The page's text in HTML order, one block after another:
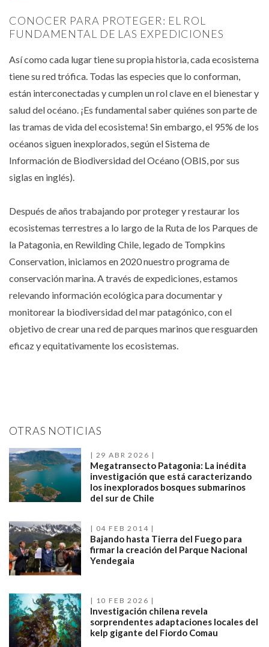
CONOCER PARA PROTEGER: EL ROL
FUNDAMENTAL DE LAS EXPEDICIONES
Así como cada lugar tiene su propia historia, cada ecosistema
tiene su red trófica. Todas las especies que lo conforman,
están interconectadas y cumplen un rol clave en el bienestar y
salud del océano. ¡Es fundamental saber quiénes son parte de
las tramas de vida del ecosistema! Sin embargo, el 95% de los
océanos siguen inexplorados, según el Sistema de
Información de Biodiversidad del Océano (OBIS, por sus
siglas en inglés).
Después de años trabajando por proteger y restaurar los
ecosistemas terrestres a lo largo de la Ruta de los Parques de
la Patagonia, en Rewilding Chile, legado de Tompkins
Conservation, iniciamos en 2020 nuestro programa de
conservación marina. A través de expediciones, estamos
relevando información ecológica para documentar y
monitorear la biodiversidad del mar patagónico, con el
objetivo de crear una red de parques marinos que resguarden
eficaz y equitativamente los ecosistemas.
OTRAS NOTICIAS
29 ABR 2026
Megatransecto Patagonia: La inédita
investigación que está caracterizando
los inexplorados bosques submarinos
del sur de Chile
04 FEB 2014
Bajando hasta Tierra del Fuego para
firmar la creación del Parque Nacional
Yendegaia
10 FEB 2026
Investigación chilena revela
sorprendentes adaptaciones locales del
kelp gigante del Fiordo Comau